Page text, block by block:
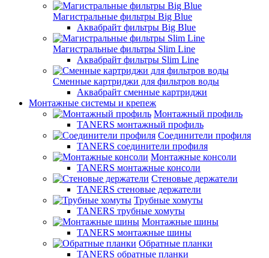
Магистральные фильтры Big Blue
Аквабрайт фильтры Big Blue
Магистральные фильтры Slim Line
Аквабрайт фильтры Slim Line
Сменные картриджи для фильтров воды
Аквабрайт сменные картриджи
Монтажные системы и крепеж
Монтажный профиль
TANERS монтажный профиль
Соединители профиля
TANERS соединители профиля
Монтажные консоли
TANERS монтажные консоли
Стеновые держатели
TANERS стеновые держатели
Трубные хомуты
TANERS трубные хомуты
Монтажные шины
TANERS монтажные шины
Обратные планки
TANERS обратные планки